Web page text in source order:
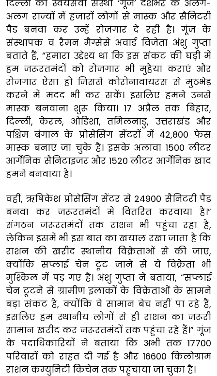
दिल्ली की स्वयंसेवी संस्था ‘गूंज’ देशभर के अलग-
अलग राज्यों में हजारों लोगों से मास्क और सैनिटरी
पैड बनवा कर उन्हें रोजगार दे रही है। गूंज के
संस्थापक व रैमन मैग्सेसे अवार्ड विजेता अंशु गुप्ता
बताते हैं, “हमारा उद्देश्य था कि इस संकट की घड़ी में
हम जरूरतमंदों को रोजगार भी मुहैया कराएं और
रोजगार ऐसा हो जिससे कोरोनावायरस से मुठभेड़
करने में मदद भी कर सकें। इसलिए हमने उनसे
मास्क बनवाना शुरू किया। 17 अप्रैल तक बिहार,
दिल्ली, केरल, ओडिशा, तमिलनाडु, उत्तराखंड और
पश्चिम बंगाल के प्रोसेसिंग सेंटरों में 42,800 फेस
मास्क बनाए जा चुके हैं। इसके अलावा 1500 लीटर
आर्गेनिक सैनिटाइजर और 1520 लीटर आर्गेनिक खाद
हमने बनवाया है।
वहीं, ऋषिकेश प्रोसेसिंग सेंटर से 24900 सैनिटरी पैड
बनवा कर जरूरतमंदों में वितरित करवाया है।”
संगठन जरूरतमंदों तक राशन भी पहुंचा रहा है,
लेकिन इसमें भी इस बात का खयाल रखा जाता है कि
राशन की खरीद स्थानीय विक्रेताओं से की जाए,
क्योंकि सप्लाई चेन टूट जाने से ये विक्रेता भी
मुश्किल में पड़ गए हैं। अंशु गुप्ता ने बताया, “सप्लाई
चेन टूटने से ग्रामीण इलाकों के विक्रेताओं के सामने
बड़ा संकट है, क्योंकि वे सामान बेच नहीं पा रहे हैं,
इसलिए हम स्थानीय लोगों से ही राशन का जरूरी
सामान खरीद कर जरूरतमंदों तक पहुंचा रहे हैं।” गूंज
के पदाधिकारियों ने बताया कि अभी तक 17700
परिवारों को राहत दी गई है और 16600 किलोग्राम
राशन कम्युनिटी किचेन तक पहुंचाया जा चुका है।